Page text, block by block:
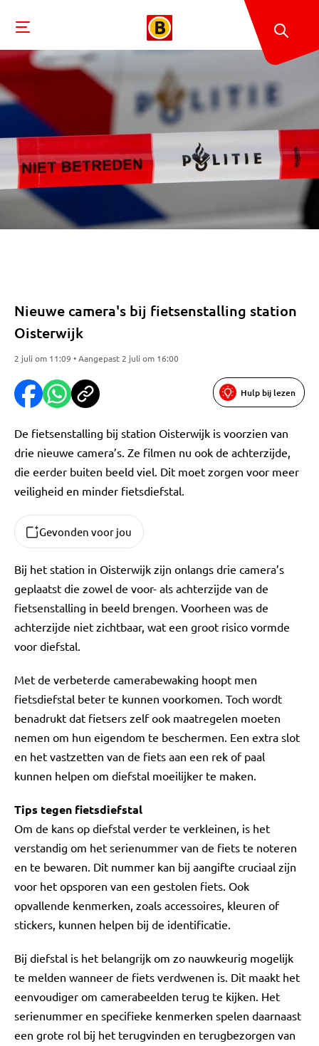
Nieuwe camera's bij fietsenstalling station
Oisterwijk
2 juli om 11:09 • Aangepast 2 juli om 16:00
Hulp bij lezen
De fietsenstalling bij station Oisterwijk is voorzien van
drie nieuwe camera’s. Ze filmen nu ook de achterzijde,
die eerder buiten beeld viel. Dit moet zorgen voor meer
veiligheid en minder fietsdiefstal.
Gevonden voor jou
Bij het station in Oisterwijk zijn onlangs drie camera’s
geplaatst die zowel de voor- als achterzijde van de
fietsenstalling in beeld brengen. Voorheen was de
achterzijde niet zichtbaar, wat een groot risico vormde
voor diefstal.
Met de verbeterde camerabewaking hoopt men
fietsdiefstal beter te kunnen voorkomen. Toch wordt
benadrukt dat fietsers zelf ook maatregelen moeten
nemen om hun eigendom te beschermen. Een extra slot
en het vastzetten van de fiets aan een rek of paal
kunnen helpen om diefstal moeilijker te maken.
Tips tegen fietsdiefstal
Om de kans op diefstal verder te verkleinen, is het
verstandig om het serienummer van de fiets te noteren
en te bewaren. Dit nummer kan bij aangifte cruciaal zijn
voor het opsporen van een gestolen fiets. Ook
opvallende kenmerken, zoals accessoires, kleuren of
stickers, kunnen helpen bij de identificatie.
Bij diefstal is het belangrijk om zo nauwkeurig mogelijk
te melden wanneer de fiets verdwenen is. Dit maakt het
eenvoudiger om camerabeelden terug te kijken. Het
serienummer en specifieke kenmerken spelen daarnaast
een grote rol bij het terugvinden en terugbezorgen van